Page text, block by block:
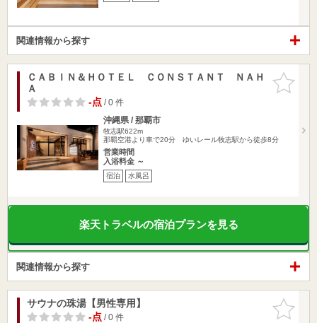
関連情報から探す
お気に入
りに追加
ＣＡＢＩＮ＆ＨＯＴＥＬ ＣＯＮＳＴＡＮＴ ＮＡＨ
Ａ
-点/ 0 件
沖縄県 / 那覇市
牧志駅622m
那覇空港より車で20分 ゆいレール牧志駅から徒歩8分
営業時間
入浴料金 ～
宿泊 水風呂
楽天トラベルの宿泊プランを見る
関連情報から探す
お気に入
りに追加
サウナの珠湯【男性専用】
-点/ 0 件